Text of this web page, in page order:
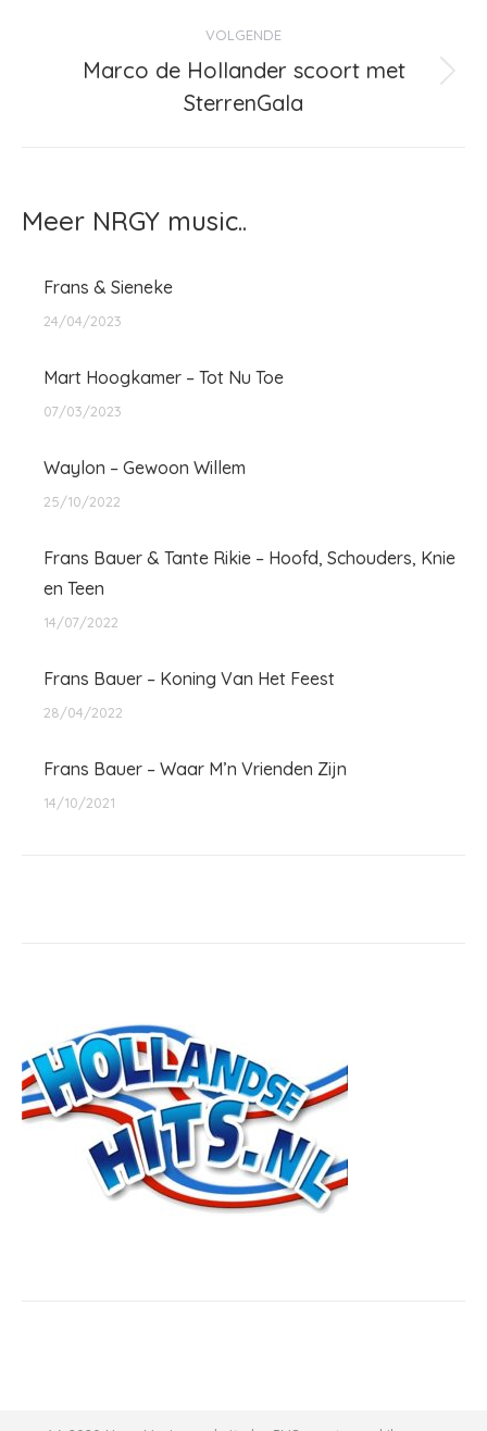
VOLGENDE
Volgend
bericht
Marco de Hollander scoort met
SterrenGala
Meer NRGY music..
Frans & Sieneke
24/04/2023
Mart Hoogkamer – Tot Nu Toe
07/03/2023
Waylon – Gewoon Willem
25/10/2022
Frans Bauer & Tante Rikie – Hoofd, Schouders, Knie
en Teen
14/07/2022
Frans Bauer – Koning Van Het Feest
28/04/2022
Frans Bauer – Waar M’n Vrienden Zijn
14/10/2021